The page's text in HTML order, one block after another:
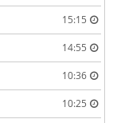
15:15
14:55
10:36
10:25